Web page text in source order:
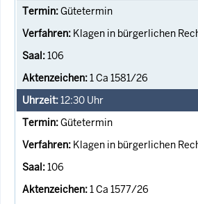
Gütetermin
Klagen in bürgerlichen
106
1 Ca 1581/26
12:30 Uhr
Gütetermin
Klagen in bürgerlichen
106
1 Ca 1577/26